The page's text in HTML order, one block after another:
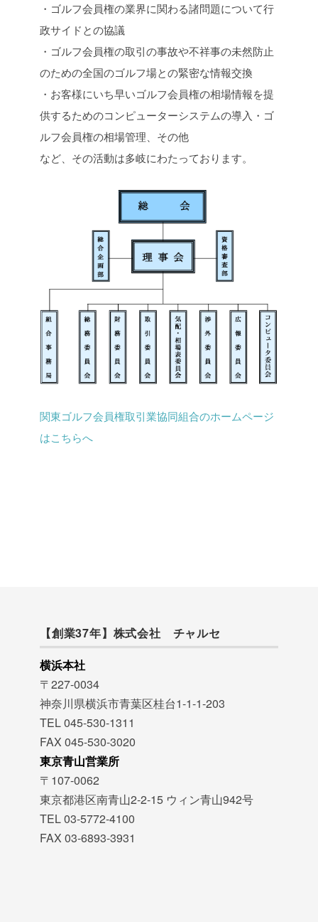
・ゴルフ会員権の業界に関わる諸問題について行
政サイドとの協議
・ゴルフ会員権の取引の事故や不祥事の未然防止
のための全国のゴルフ場との緊密な情報交換
・お客様にいち早いゴルフ会員権の相場情報を提
供するためのコンピューターシステムの導入・ゴ
ルフ会員権の相場管理、その他
など、その活動は多岐にわたっております。
関東ゴルフ会員権取引業協同組合のホームページ
はこちらへ
【創業37年】株式会社 チャルセ
横浜本社
〒227-0034
神奈川県横浜市青葉区桂台1-1-1-203
TEL 045-530-1311
FAX 045-530-3020
東京青山営業所
〒107-0062
東京都港区南青山2-2-15 ウィン青山942号
TEL 03-5772-4100
FAX 03-6893-3931